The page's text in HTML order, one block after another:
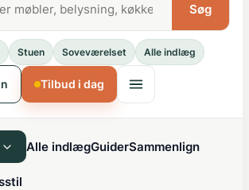
Søg
Stuen Soveværelset Alle indlæg
Tilbud i dag
Alle indlægGuiderSammenlign